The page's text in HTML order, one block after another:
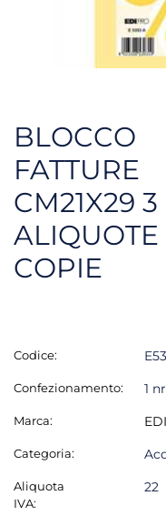
BLOCCO
FATTURE
CM21X29 3
ALIQUOTE
COPIE
Codice:
Confezionamento: 1 nr
Marca:
Categoria:
Aliquota
IVA:
22